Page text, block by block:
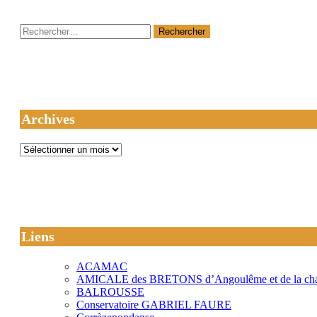
Rechercher :
Archives
Archives
Liens
ACAMAC
AMICALE des BRETONS d’Angoulême et de la
BALROUSSE
Conservatoire GABRIEL FAURE